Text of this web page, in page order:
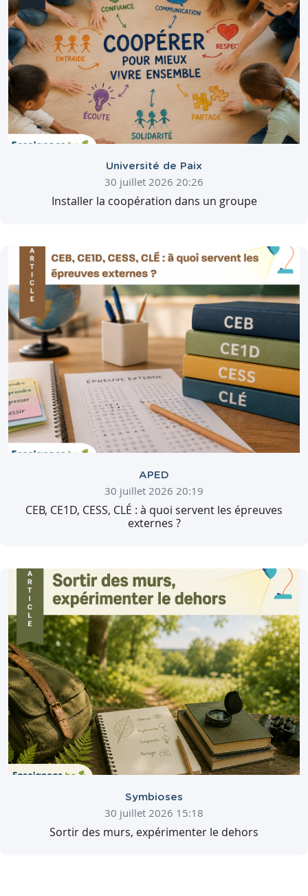
Université de Paix
30 juillet 2026 20:26
Installer la coopération dans un groupe
APED
30 juillet 2026 20:19
CEB, CE1D, CESS, CLÉ : à quoi servent les épreuves
externes ?
Symbioses
30 juillet 2026 15:18
Sortir des murs, expérimenter le dehors